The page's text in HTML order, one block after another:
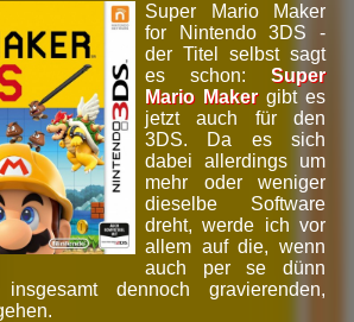
Super Mario Maker
for Nintendo 3DS -
der Titel selbst sagt
es schon: Super
Mario Makergibt es
jetzt auch für den
3DS. Da es sich
dabei allerdings um
mehr oder weniger
dieselbe Software
dreht, werde ich vor
allem auf die, wenn
auch per se dünn
dennoch gravierenden,